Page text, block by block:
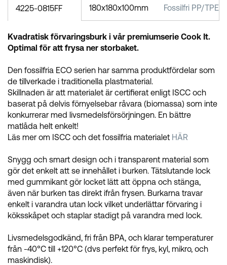
180x180x100mm Fossilfri PP/TPE
4225-0815FF
Kvadratisk förvaringsburk i vår premiumserie Cook It.
Optimal för att frysa ner storbaket.
Den fossilfria ECO serien har samma produktfördelar som
de tillverkade i traditionella plastmaterial.
Skillnaden är att materialet är certifierat enligt ISCC och
baserat på delvis förnyelsebar råvara (biomassa) som inte
konkurrerar med livsmedelsförsörjningen. En bättre
matlåda helt enkelt!
Läs mer om ISCC och det fossilfria materialet HÄR
Snygg och smart design och i transparent material som
gör det enkelt att se innehållet i burken. Tätslutande lock
med gummikant gör locket lätt att öppna och stänga,
även när burken tas direkt ifrån frysen. Burkarna travar
enkelt i varandra utan lock vilket underlättar förvaring i
köksskåpet och staplar stadigt på varandra med lock.
Livsmedelsgodkänd, fri från BPA, och klarar temperaturer
från -40°C till +120°C (dvs perfekt för frys, kyl, mikro, och
maskindisk).